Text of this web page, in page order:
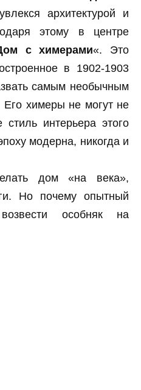
архитектурой и
этому в центре
с химерами«. Это
в 1902-1903
самым необычным
Его химеры не могут не
интерьера этого
модерна, никогда и
дом «на века»,
Но почему опытный
особняк на